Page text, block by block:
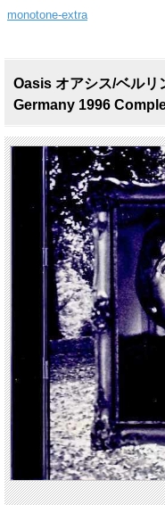
monotone-extra
Oasis オアシス/ベルリ
Germany 1996